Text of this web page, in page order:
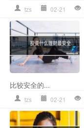
tzs 02-21
比较安全的...
tzs 02-21